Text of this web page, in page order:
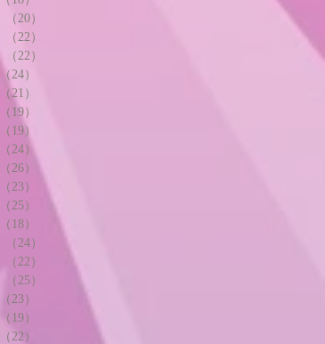
（20）
（22）
（22）
（24）
（21）
（19）
（19）
（24）
（26）
（23）
（25）
25件の記事
（18）
（24）
（22）
（25）
（23）
（19）
（22）